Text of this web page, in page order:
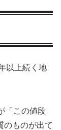
以上続く地
「この値段
のものが出て